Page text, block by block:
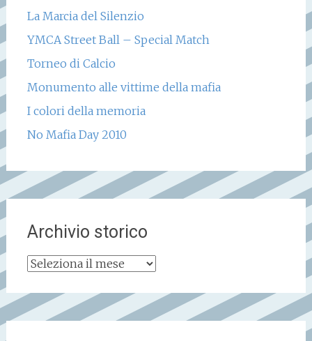
La Marcia del Silenzio
YMCA Street Ball – Special Match
Torneo di Calcio
Monumento alle vittime della mafia
I colori della memoria
No Mafia Day 2010
Archivio storico
Archivio